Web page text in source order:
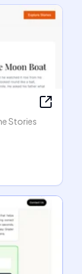
Stories